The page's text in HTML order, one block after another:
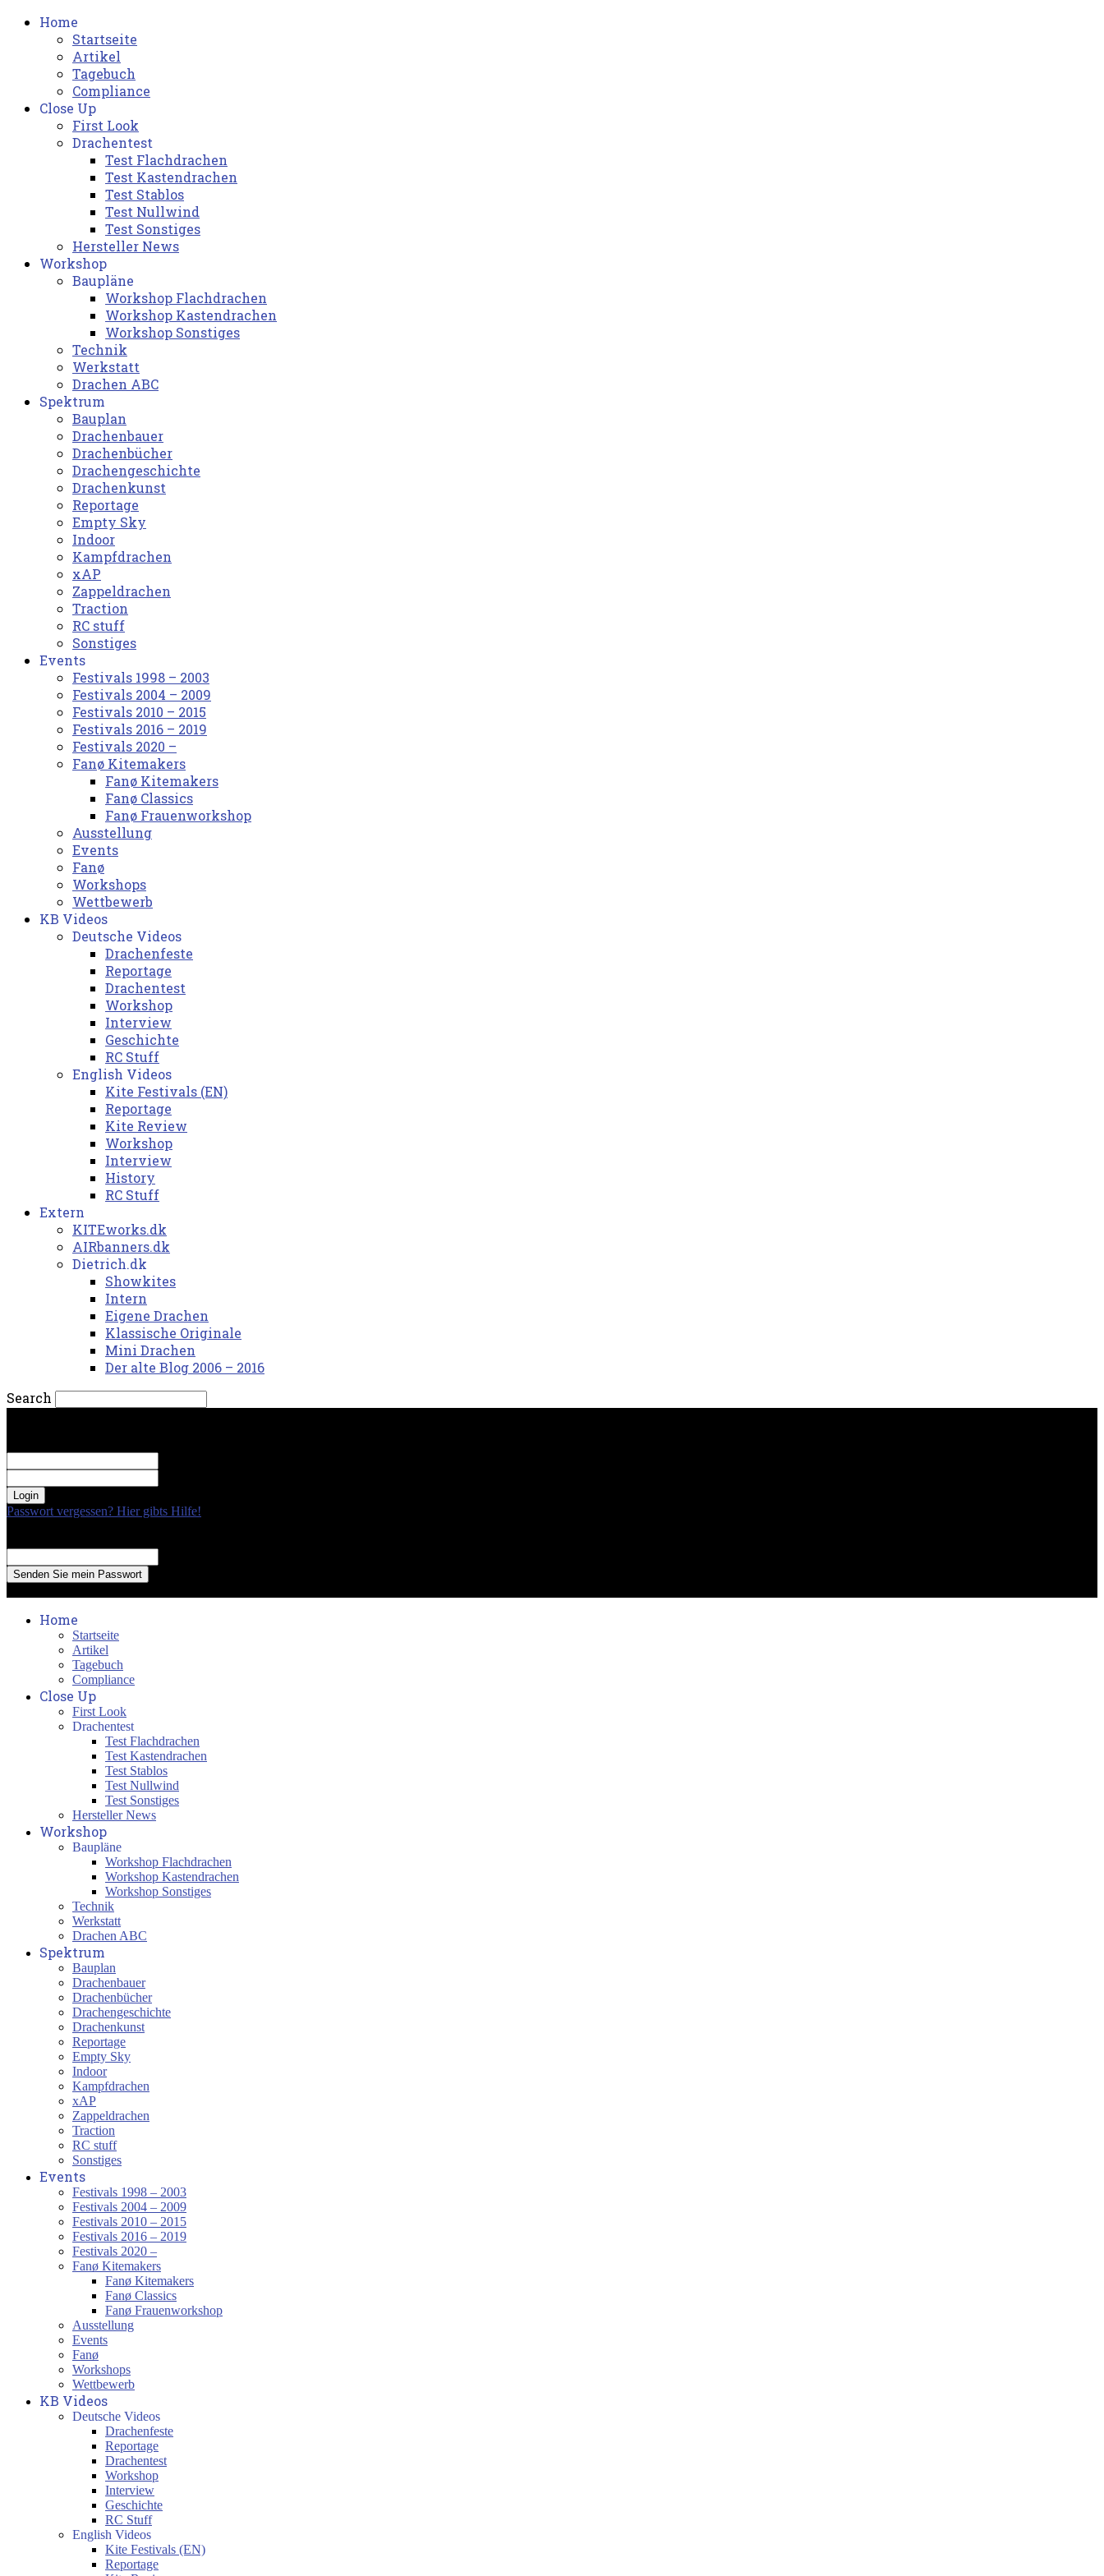
Home
Startseite
Artikel
Tagebuch
Compliance
Close Up
First Look
Drachentest
Test Flachdrachen
Test Kastendrachen
Test Stablos
Test Nullwind
Test Sonstiges
Hersteller News
Workshop
Baupläne
Workshop Flachdrachen
Workshop Kastendrachen
Workshop Sonstiges
Technik
Werkstatt
Drachen ABC
Spektrum
Bauplan
Drachenbauer
Drachenbücher
Drachengeschichte
Drachenkunst
Reportage
Empty Sky
Indoor
Kampfdrachen
xAP
Zappeldrachen
Traction
RC stuff
Sonstiges
Events
Festivals 1998 – 2003
Festivals 2004 – 2009
Festivals 2010 – 2015
Festivals 2016 – 2019
Festivals 2020 –
Fanø Kitemakers
Fanø Kitemakers
Fanø Classics
Fanø Frauenworkshop
Ausstellung
Events
Fanø
Workshops
Wettbewerb
KB Videos
Deutsche Videos
Drachenfeste
Reportage
Drachentest
Workshop
Interview
Geschichte
RC Stuff
English Videos
Kite Festivals (EN)
Reportage
Kite Review
Workshop
Interview
History
RC Stuff
Extern
KITEworks.dk
AIRbanners.dk
Dietrich.dk
Showkites
Intern
Eigene Drachen
Klassische Originale
Mini Drachen
Der alte Blog 2006 – 2016
Search
Passwort vergessen? Hier gibts Hilfe!
Home
Startseite
Artikel
Tagebuch
Compliance
Close Up
First Look
Drachentest
Test Flachdrachen
Test Kastendrachen
Test Stablos
Test Nullwind
Test Sonstiges
Hersteller News
Workshop
Baupläne
Workshop Flachdrachen
Workshop Kastendrachen
Workshop Sonstiges
Technik
Werkstatt
Drachen ABC
Spektrum
Bauplan
Drachenbauer
Drachenbücher
Drachengeschichte
Drachenkunst
Reportage
Empty Sky
Indoor
Kampfdrachen
xAP
Zappeldrachen
Traction
RC stuff
Sonstiges
Events
Festivals 1998 – 2003
Festivals 2004 – 2009
Festivals 2010 – 2015
Festivals 2016 – 2019
Festivals 2020 –
Fanø Kitemakers
Fanø Kitemakers
Fanø Classics
Fanø Frauenworkshop
Ausstellung
Events
Fanø
Workshops
Wettbewerb
KB Videos
Deutsche Videos
Drachenfeste
Reportage
Drachentest
Workshop
Interview
Geschichte
RC Stuff
English Videos
Kite Festivals (EN)
Reportage